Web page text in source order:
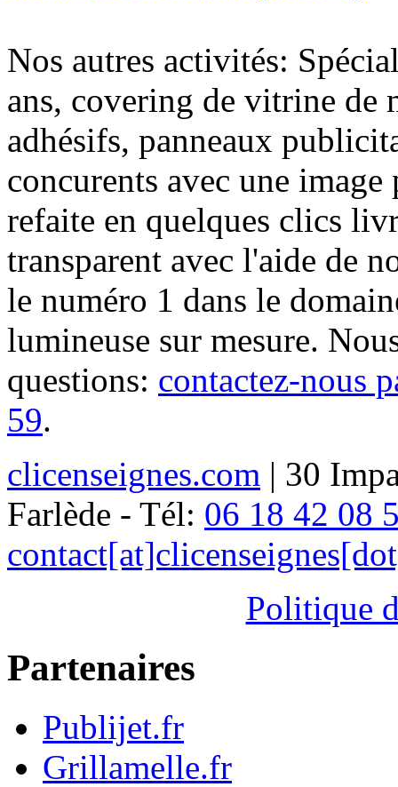
Nos autres activités:
ans, covering de vitrine de
adhésifs, panneaux
concurents avec une
refaite en quelques clics
transparent avec l'aide de
le numéro 1 dans le
lumineuse sur mesure.
questions: contactez-nous
59.
clicenseignes.com | 30
Farlède - Tél: 06 18 42 08
Politique
Partenaires
Publijet.fr
Grillamelle.fr